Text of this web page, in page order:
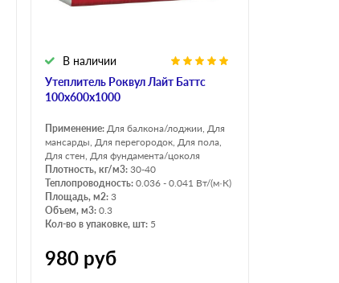
Утеплитель Роквул Лайт Баттс
100х600х1000
В наличии
Применение: Для балкона/лоджии, Для
мансарды, Для перегородок, Для пола,
Для стен, Для фундамента/цоколя
Плотность, кг/м3: 30-40
Теплопроводность: 0.036 - 0.041 Вт/(м·К)
Площадь, м2: 3
Объем, м3: 0.3
Кол-во в упаковке, шт: 5
980 руб